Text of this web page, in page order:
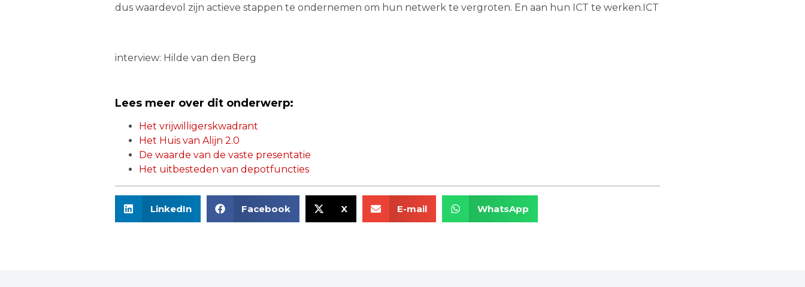
dus waardevol zijn actieve stappen te ondernemen om hun netwerk te vergroten. En aan hun ICT te werken.ICT
interview: Hilde van den Berg
Lees meer over dit onderwerp:
Het vrijwilligerskwadrant
Het Huis van Alijn 2.0
De waarde van de vaste presentatie
Het uitbesteden van depotfuncties
LinkedIn Facebook X E-mail WhatsApp